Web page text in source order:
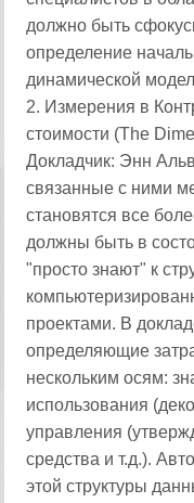
должно быть
определение
динамической
2. Измерения в
стоимости (The
Докладчик: Энн
связанные с ними
становятся все
должны быть в
"просто знают" к
проектами. В
определяющие
нескольким осям:
использования
управления
средства и т.д.).
этой структуры